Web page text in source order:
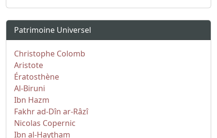
Patrimoine Universel
Christophe Colomb
Aristote
Ératosthène
Al-Biruni
Ibn Hazm
Fakhr ad-Dîn ar-Râzî
Nicolas Copernic
Ibn al-Haytham